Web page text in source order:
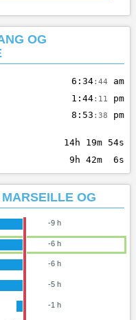
OG
6:34:44
am
1:44:11
pm
8:53 :38 pm
14h 19m 54s
9h 42m 6s
OG
-9 h
-6 h
-6 h
-5 h
-1 h